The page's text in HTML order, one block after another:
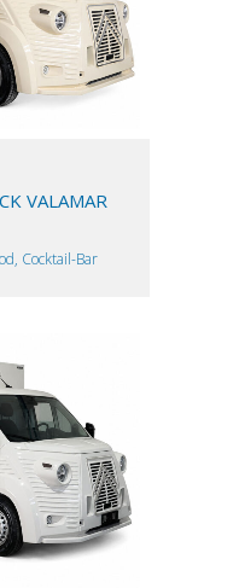
VALAMAR
Cocktail-Bar